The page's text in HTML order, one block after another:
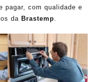
pagar, com qualidade e
da Brastemp